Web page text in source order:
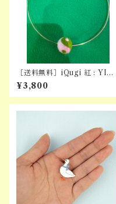
［送料無料］iQugi 紅 : YINY
ANG CHOKER (PNK×GR
N)
¥3,800